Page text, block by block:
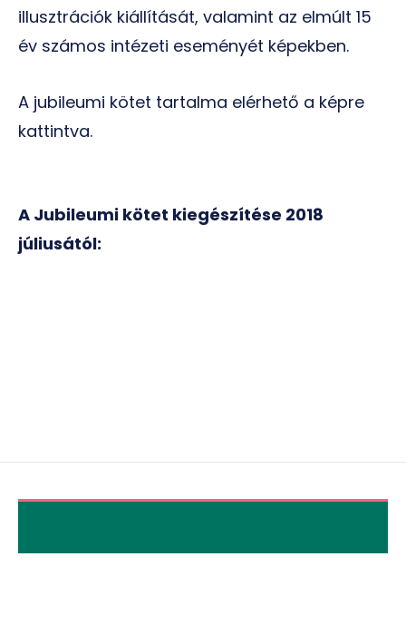
illusztrációk kiállítását, valamint az elmúlt 15
év számos intézeti eseményét képekben.
A jubileumi kötet tartalma elérhető a képre
kattintva.
A Jubileumi kötet kiegészítése 2018
júliusától: